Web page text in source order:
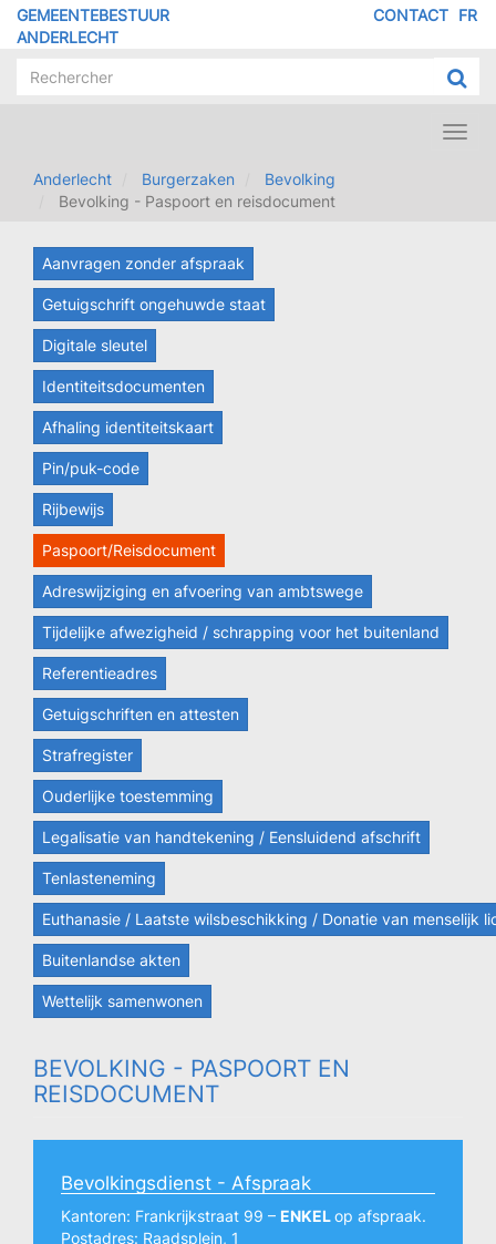
Overslaan
GEMEENTEBESTUUR
ANDERLECHT
FR
CONTACT
Anderlecht
Burgerzaken
Bevolking
Bevolking - Paspoort en reisdocument
Aanvragen zonder afspraak
Getuigschrift ongehuwde staat
Digitale sleutel
Identiteitsdocumenten
Afhaling identiteitskaart
Pin/puk-code
Rijbewijs
Paspoort/Reisdocument
Adreswijziging en afvoering van ambtswege
Tijdelijke afwezigheid / schrapping voor het buitenland
Referentieadres
Getuigschriften en attesten
Strafregister
Ouderlijke toestemming
Legalisatie van handtekening / Eensluidend afschrift
Tenlasteneming
Euthanasie / Laatste wilsbeschikking / Donatie van menselijk
Buitenlandse akten
Wettelijk samenwonen
BEVOLKING - PASPOORT EN
REISDOCUMENT
Bevolkingsdienst - Afspraak
Kantoren: Frankrijkstraat 99 – ENKELop afspraak.
Postadres: Raadsplein, 1